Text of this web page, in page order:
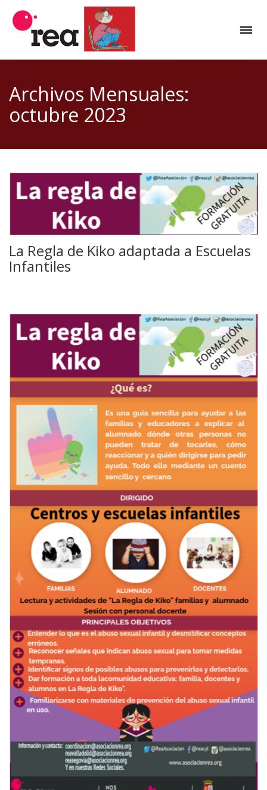
Archivos Mensuales:
octubre 2023
La Regla de Kiko adaptada a Escuelas
Infantiles